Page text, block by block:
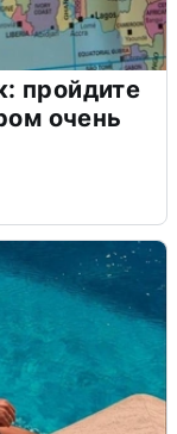
пройдите
очень